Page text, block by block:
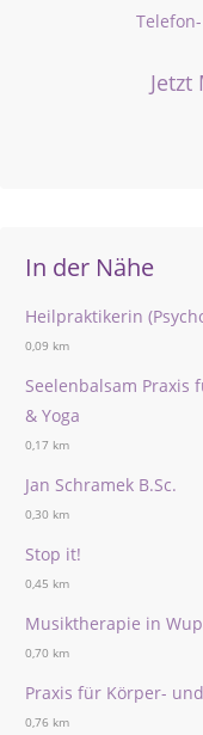
In der Nähe
Heilpraktikerin
0,09 km
Seelenbalsam Praxis
& Yoga
0,17 km
Jan Schramek B.Sc.
0,30 km
Stop it!
0,45 km
Musiktherapie in
0,70 km
Praxis für Körper-
0,76 km